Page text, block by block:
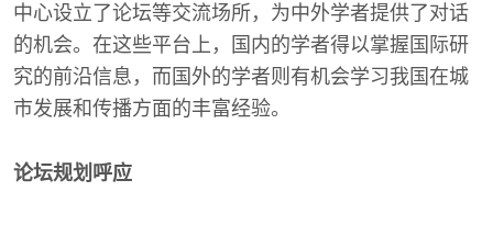
中心设立了论坛等交流场所，为中外学者提供了对话
的机会。在这些平台上，国内的学者得以掌握国际研
究的前沿信息，而国外的学者则有机会学习我国在城
市发展和传播方面的丰富经验。
论坛规划呼应